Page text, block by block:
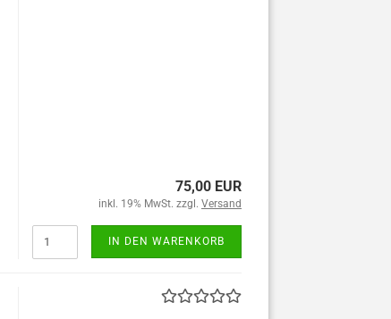
75,00 EUR
inkl. 19% MwSt. zzgl. Versand
IN DEN WARENKORB